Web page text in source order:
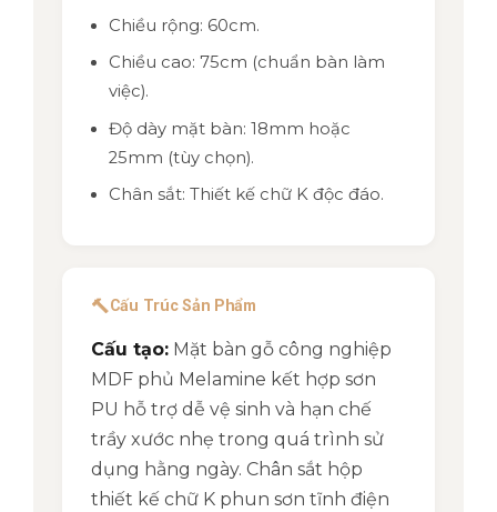
Chiều rộng: 60cm.
Chiều cao: 75cm (chuẩn bàn làm
việc).
Độ dày mặt bàn: 18mm hoặc
25mm (tùy chọn).
Chân sắt: Thiết kế chữ K độc đáo.
🔨Cấu Trúc Sản Phẩm
Cấu tạo: Mặt bàn gỗ công nghiệp
MDF phủ Melamine kết hợp sơn
PU hỗ trợ dễ vệ sinh và hạn chế
trầy xước nhẹ trong quá trình sử
dụng hằng ngày. Chân sắt hộp
thiết kế chữ K phun sơn tĩnh điện